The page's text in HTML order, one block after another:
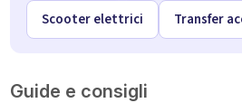
Scooter elettrici Transfer
Guide e consigli